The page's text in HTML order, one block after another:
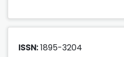
ISSN:1895-3204